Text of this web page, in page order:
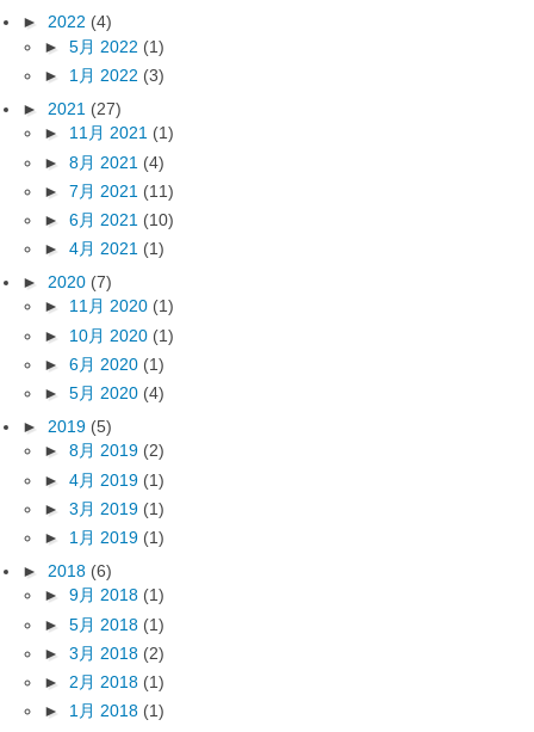
► 2022 (4)
► 5月 2022 (1)
► 1月 2022 (3)
► 2021 (27)
► 11月 2021 (1)
► 8月 2021 (4)
► 7月 2021 (11)
► 6月 2021 (10)
► 4月 2021 (1)
► 2020 (7)
► 11月 2020 (1)
► 10月 2020 (1)
► 6月 2020 (1)
► 5月 2020 (4)
► 2019 (5)
► 8月 2019 (2)
► 4月 2019 (1)
► 3月 2019 (1)
► 1月 2019 (1)
► 2018 (6)
► 9月 2018 (1)
► 5月 2018 (1)
► 3月 2018 (2)
► 2月 2018 (1)
► 1月 2018 (1)